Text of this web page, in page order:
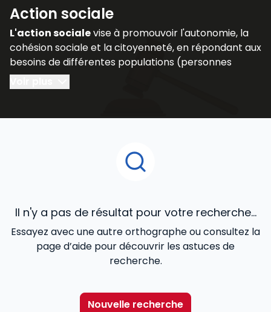
le sous-menu Vos besoins
Action sociale
L'action socialevise à promouvoir l'autonomie, la
cohésion sociale et la citoyenneté, en répondant aux
besoins de différentes populations (personnes
handicapées, personnes âgées, familles
vulnérables).
Pour aider les professionnels du secteur –
mieux remplir leurs missions,
accompagne avec une information utile et
temps réel, des exemples de bonnes pratiques…
Il n'y a pas de résultat pour votre recherche...
Essayez avec une autre orthographe ou consultez la
page d’aide pour découvrir les astuces de
recherche.
Nouvelle recherche